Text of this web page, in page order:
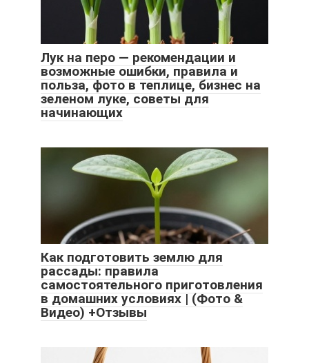
Лук на перо — рекомендации и
возможные ошибки, правила и
польза, фото в теплице, бизнес на
зеленом луке, советы для
начинающих
Как подготовить землю для
рассады: правила
самостоятельного приготовления
в домашних условиях | (Фото &
Видео) +Отзывы